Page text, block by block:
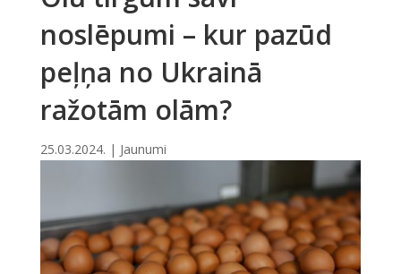
noslēpumi – kur pazūd
peļņa no Ukrainā
ražotām olām?
25.03.2024. | Jaunumi